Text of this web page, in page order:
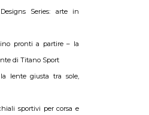
Series: arte in
pronti a partire – la
di Titano Sport
lente giusta tra sole,
sportivi per corsa e